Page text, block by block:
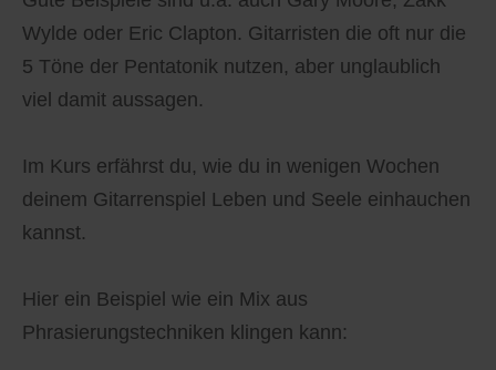
Wylde oder Eric Clapton. Gitarristen die oft nur die
5 Töne der Pentatonik nutzen, aber unglaublich
viel damit aussagen.
Im Kurs erfährst du, wie du in wenigen Wochen
deinem Gitarrenspiel Leben und Seele einhauchen
kannst.
Hier ein Beispiel wie ein Mix aus
Phrasierungstechniken klingen kann: